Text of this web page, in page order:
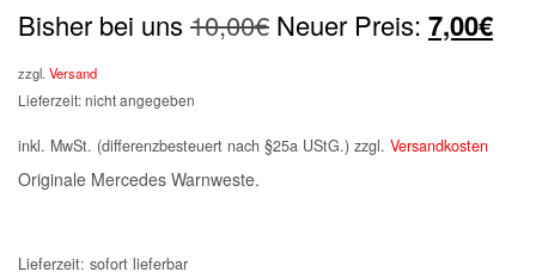
Bisher bei uns 10,00€ Ursprünglicher
10,00€
Neuer Preis: 7,00€
zzgl. Versand
Lieferzeit: nicht angegeben
inkl. MwSt. (differenzbesteuert nach §25a UStG.) zzgl. Versandkosten
Originale Mercedes Warnweste.
Lieferzeit: sofort lieferbar